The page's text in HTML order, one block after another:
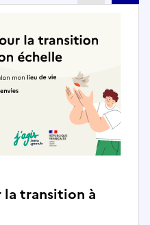
la transition à